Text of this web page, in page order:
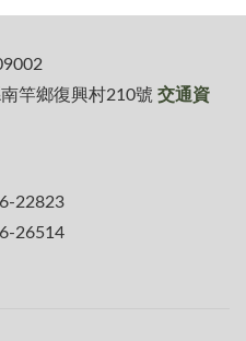
竿鄉復興村210號 交通資
22823
26514